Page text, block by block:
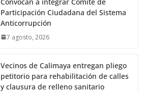
Participación Ciudadana del Sistema
Anticorrupción
7 agosto, 2026
Vecinos de Calimaya entregan pliego
petitorio para rehabilitación de calles
y clausura de relleno sanitario